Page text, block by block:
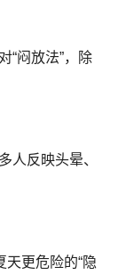
“闷放法”，除
人反映头晕、
天更危险的“隐